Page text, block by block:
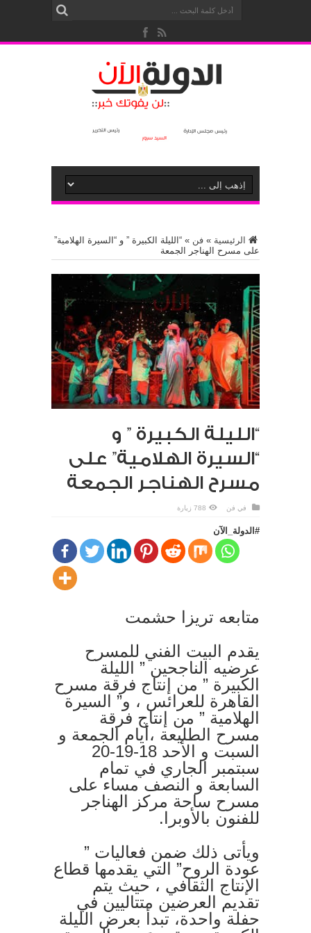
الرئيسية » فن » “الليلة الكبيرة ” و “السيرة الهلامية”
على مسرح الهناجر الجمعة
“الليلة الكبيرة ” و
“السيرة الهلامية” على
مسرح الهناجر الجمعة
في فن 788 زيارة
#الدولة_الآن
متابعه تريزا حشمت
يقدم البيت الفني للمسرح
عرضيه الناجحين ” الليلة
الكبيرة ” من إنتاج فرقة مسرح
القاهرة للعرائس ، و” السيرة
الهلامية ” من إنتاج فرقة
مسرح الطليعة ،أيام الجمعة و
السبت و الأحد 18-19-20
سبتمبر الجاري في تمام
السابعة و النصف مساء على
مسرح ساحة مركز الهناجر
للفنون بالأوبرا.
ويأتى ذلك ضمن فعاليات ”
عودة الروح” التي يقدمها قطاع
الإنتاج الثقافي ، حيث يتم
تقديم العرضين متتاليين في
حفلة واحدة، تبدأ بعرض الليلة